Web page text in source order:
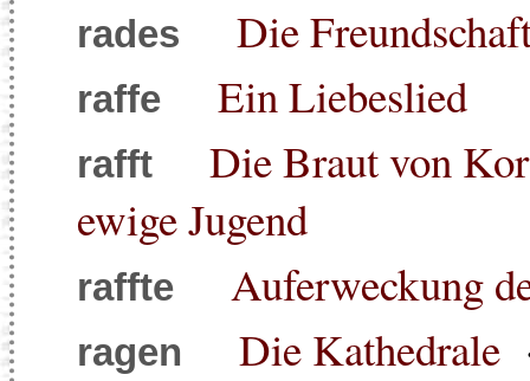
rades Die
raffe Ein Liebeslied
rafft
Die Braut von
ewige Jugend
raffte Auferweckung
ragen Die Kathedrale